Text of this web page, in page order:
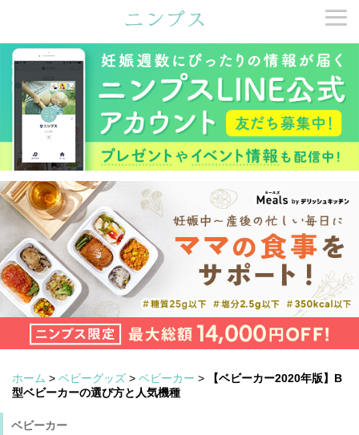
ホーム > ベビーグッズ > ベビーカー >
【ベビーカー2020年版】B
型ベビーカーの選び方と人気機種
ベビーカー